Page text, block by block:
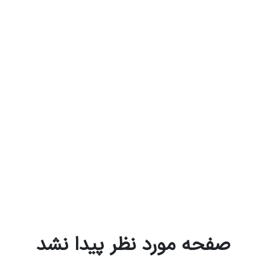
صفحه مورد نظر پیدا نشد